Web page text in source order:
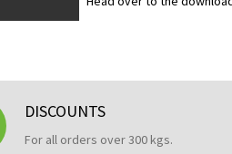
DISCOUNTS
For all orders over 300 kgs.